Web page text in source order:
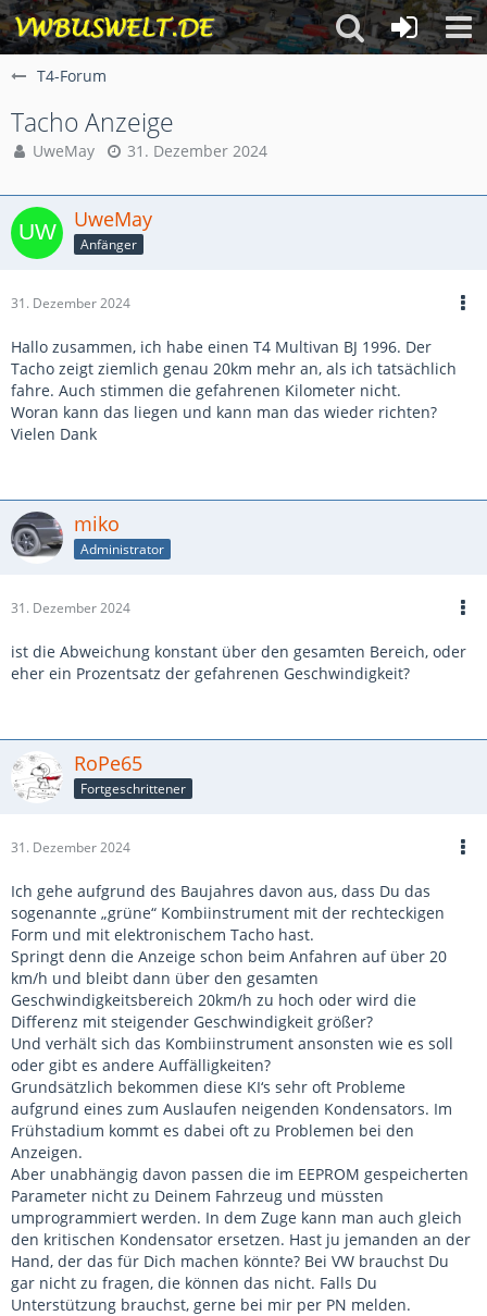
T4-Forum
Tacho Anzeige
UweMay 31. Dezember 2024
UweMay
Anfänger
31. Dezember 2024
Hallo zusammen, ich habe einen T4 Multivan BJ 1996. Der
Tacho zeigt ziemlich genau 20km mehr an, als ich tatsächlich
fahre. Auch stimmen die gefahrenen Kilometer nicht.
Woran kann das liegen und kann man das wieder richten?
Vielen Dank
miko
Administrator
31. Dezember 2024
ist die Abweichung konstant über den gesamten Bereich, oder
eher ein Prozentsatz der gefahrenen Geschwindigkeit?
RoPe65
Fortgeschrittener
31. Dezember 2024
Ich gehe aufgrund des Baujahres davon aus, dass Du das
sogenannte „grüne“ Kombiinstrument mit der rechteckigen
Form und mit elektronischem Tacho hast.
Springt denn die Anzeige schon beim Anfahren auf über 20
km/h und bleibt dann über den gesamten
Geschwindigkeitsbereich 20km/h zu hoch oder wird die
Differenz mit steigender Geschwindigkeit größer?
Und verhält sich das Kombiinstrument ansonsten wie es soll
oder gibt es andere Auffälligkeiten?
Grundsätzlich bekommen diese KI‘s sehr oft Probleme
aufgrund eines zum Auslaufen neigenden Kondensators. Im
Frühstadium kommt es dabei oft zu Problemen bei den
Anzeigen.
Aber unabhängig davon passen die im EEPROM gespeicherten
Parameter nicht zu Deinem Fahrzeug und müssten
umprogrammiert werden. In dem Zuge kann man auch gleich
den kritischen Kondensator ersetzen. Hast ju jemanden an der
Hand, der das für Dich machen könnte? Bei VW brauchst Du
gar nicht zu fragen, die können das nicht. Falls Du
Unterstützung brauchst, gerne bei mir per PN melden.